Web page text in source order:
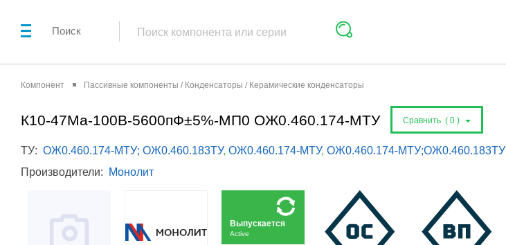
Поиск
Компонент Пассивные компоненты / Конденсаторы / Керамические конденсаторы
К10-47Ма-100В-5600пФ±5%-МП0 ОЖ0.460.174-МТУ Сравнить ( 0 )
ТУ: ОЖ0.460.174-МТУ; ОЖ0.460.183ТУ, ОЖ0.460.174-МТУ, ОЖ0.460.174-МТУ;ОЖ0.460.183ТУ
Производители: Монолит